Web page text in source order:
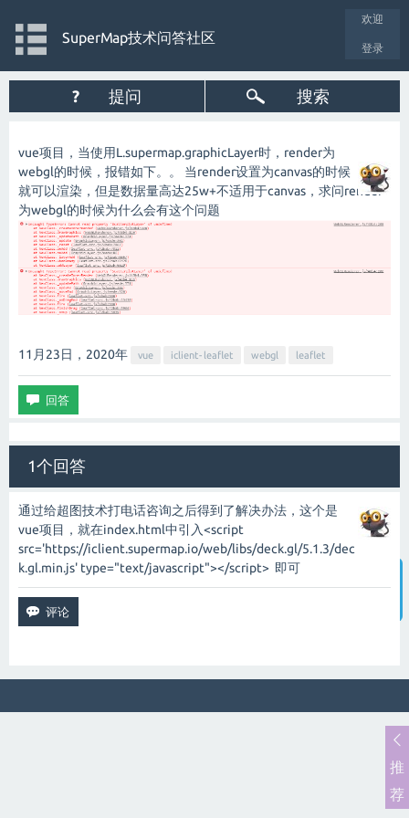
欢迎
登录
SuperMap技术问答社区
? 提问 搜索
vue项目，当使用L.supermap.graphicLayer时，render为
webgl的时候，报错如下。。 当render设置为canvas的时候
就可以渲染，但是数据量高达25w+不适用于canvas，求问render
为webgl的时候为什么会有这个问题
11月23日，2020年 vue iclient-leaflet webgl leaflet
1个回答
通过给超图技术打电话咨询之后得到了解决办法，这个是
vue项目，就在index.html中引入<script
src='https://iclient.supermap.io/web/libs/deck.gl/5.1.3/dec
k.gl.min.js' type="text/javascript"></script> 即可